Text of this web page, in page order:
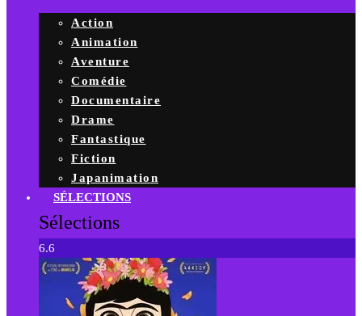
Action
Animation
Aventure
Comédie
Documentaire
Drame
Fantastique
Fiction
Japanimation
SÉLECTIONS
Sélections
6.6